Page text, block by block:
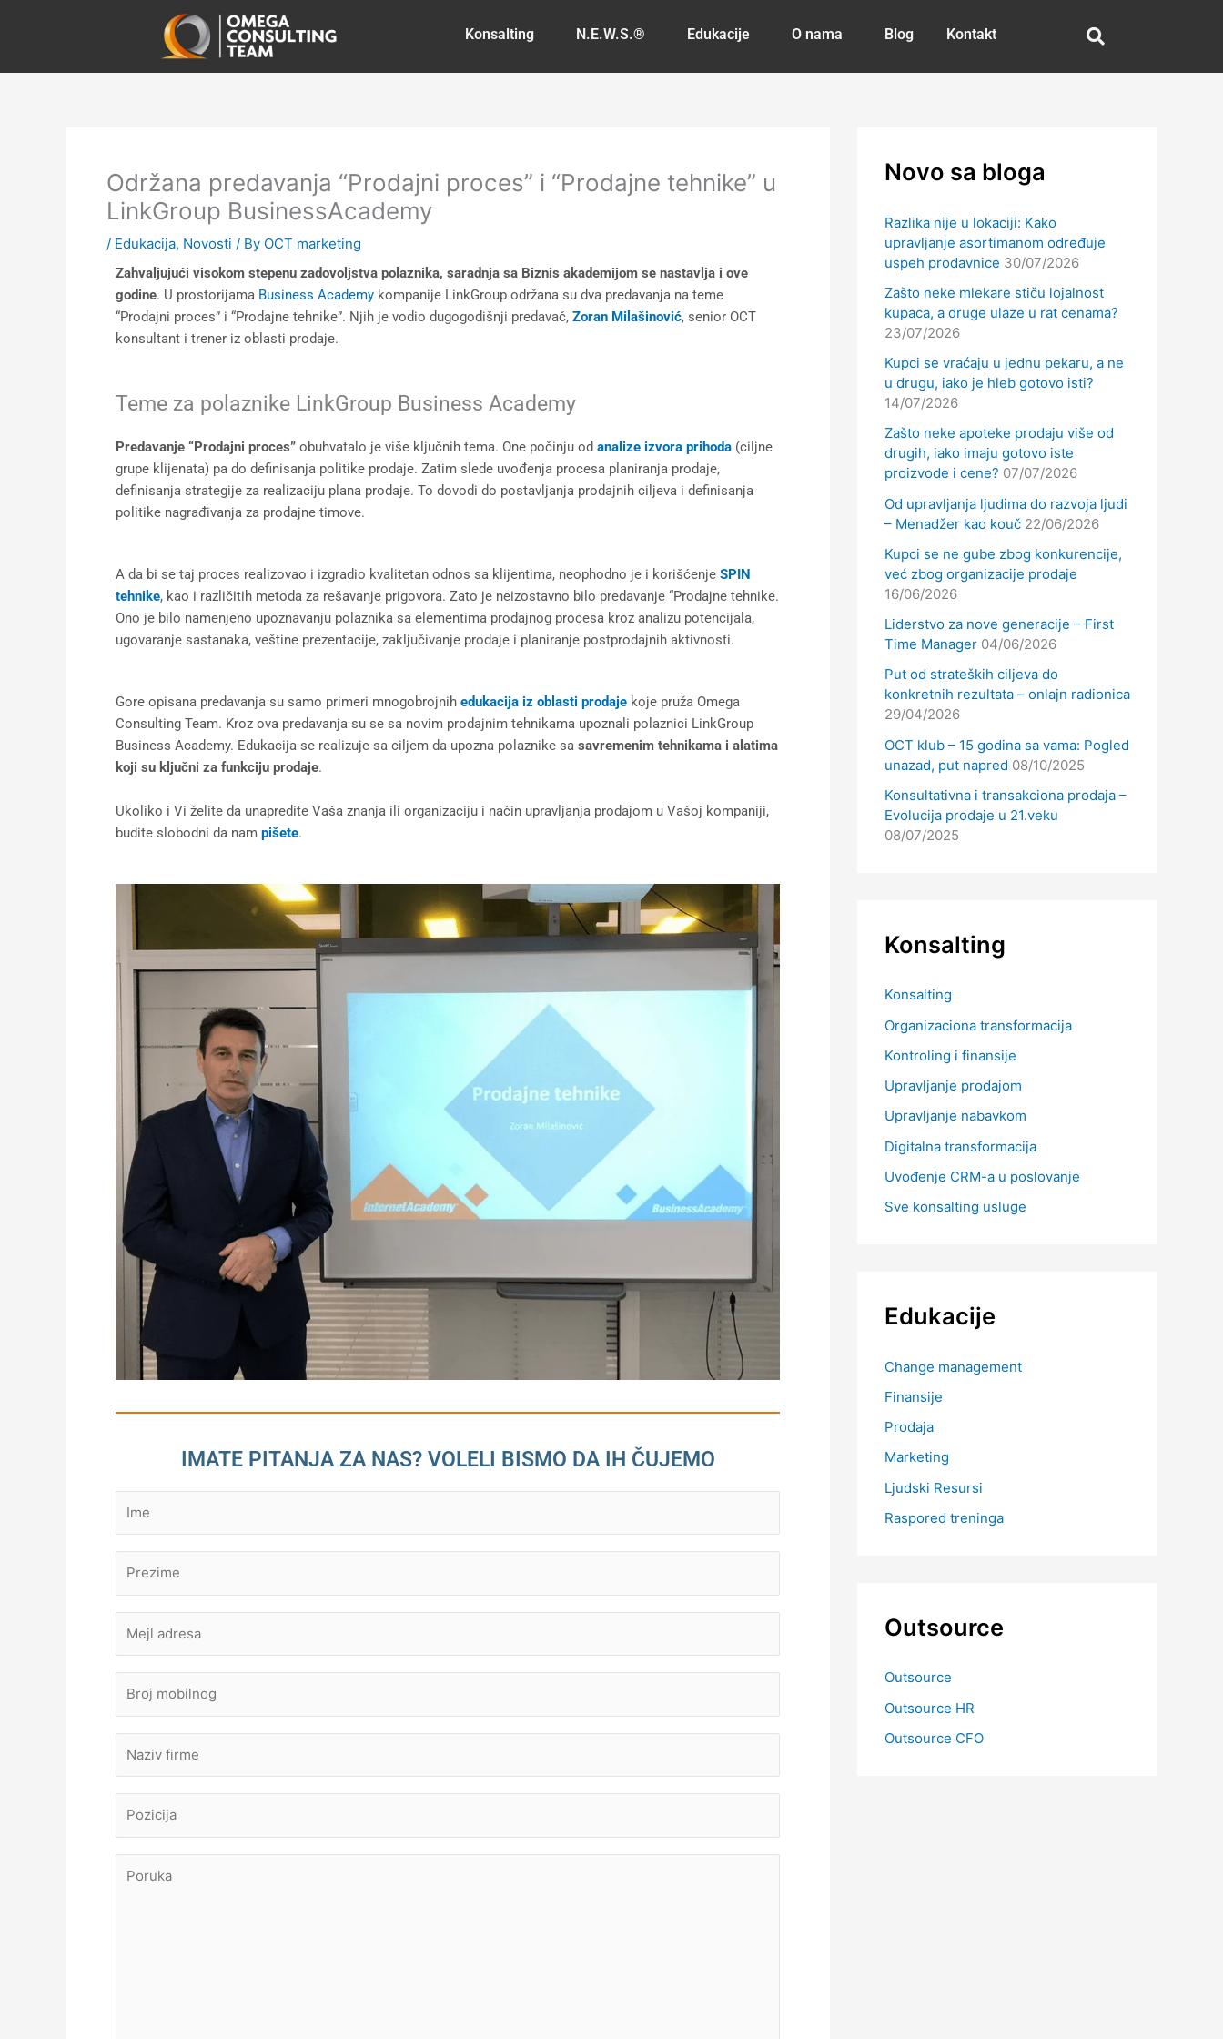
Konsalting N.E.W.S.® Edukacije O nama Blog Kontakt
Održana predavanja “Prodajni proces” i “Prodajne tehnike” u
LinkGroup BusinessAcademy
/ Edukacija, Novosti / By OCT marketing
Zahvaljujući visokom stepenu zadovoljstva polaznika, saradnja sa Biznis akademijom se nastavlja i ove
godine. U prostorijama Business Academy kompanije LinkGroup održana su dva predavanja na teme
“Prodajni proces” i “Prodajne tehnike”. Njih je vodio dugogodišnji predavač, Zoran Milašinović, senior OCT
konsultant i trener iz oblasti prodaje.
Teme za polaznike LinkGroup Business Academy
Predavanje “Prodajni proces” obuhvatalo je više ključnih tema. One počinju od analize izvora prihoda (ciljne
grupe klijenata) pa do definisanja politike prodaje. Zatim slede uvođenja procesa planiranja prodaje,
definisanja strategije za realizaciju plana prodaje. To dovodi do postavljanja prodajnih ciljeva i definisanja
politike nagrađivanja za prodajne timove.
A da bi se taj proces realizovao i izgradio kvalitetan odnos sa klijentima, neophodno je i korišćenje SPIN
tehnike, kao i različitih metoda za rešavanje prigovora. Zato je neizostavno bilo predavanje “Prodajne tehnike.
Ono je bilo namenjeno upoznavanju polaznika sa elementima prodajnog procesa kroz analizu potencijala,
ugovaranje sastanaka, veštine prezentacije, zaključivanje prodaje i planiranje postprodajnih aktivnosti.
Gore opisana predavanja su samo primeri mnogobrojnih edukacija iz oblasti prodaje koje pruža Omega
Consulting Team. Kroz ova predavanja su se sa novim prodajnim tehnikama upoznali polaznici LinkGroup
Business Academy. Edukacija se realizuje sa ciljem da upozna polaznike sa savremenim tehnikama i alatima
koji su ključni za funkciju prodaje.
Ukoliko i Vi želite da unapredite Vaša znanja ili organizaciju i način upravljanja prodajom u Vašoj kompaniji,
budite slobodni da nam pišete.
IMATE PITANJA ZA NAS? VOLELI BISMO DA IH ČUJEMO
Novo sa bloga
Razlika nije u lokaciji: Kako
upravljanje asortimanom određuje
uspeh prodavnice 30/07/2026
Zašto neke mlekare stiču lojalnost
kupaca, a druge ulaze u rat cenama?
23/07/2026
Kupci se vraćaju u jednu pekaru, a ne
u drugu, iako je hleb gotovo isti?
14/07/2026
Zašto neke apoteke prodaju više od
drugih, iako imaju gotovo iste
proizvode i cene? 07/07/2026
Od upravljanja ljudima do razvoja ljudi
– Menadžer kao kouč 22/06/2026
Kupci se ne gube zbog konkurencije,
već zbog organizacije prodaje
16/06/2026
Liderstvo za nove generacije – First
Time Manager 04/06/2026
Put od strateških ciljeva do
konkretnih rezultata – onlajn radionica
29/04/2026
OCT klub – 15 godina sa vama: Pogled
unazad, put napred 08/10/2025
Konsultativna i transakciona prodaja –
Evolucija prodaje u 21.veku
08/07/2025
Konsalting
Konsalting
Organizaciona transformacija
Kontroling i finansije
Upravljanje prodajom
Upravljanje nabavkom
Digitalna transformacija
Uvođenje CRM-a u poslovanje
Sve konsalting usluge
Edukacije
Change management
Finansije
Prodaja
Marketing
Ljudski Resursi
Raspored treninga
Outsource
Outsource
Outsource HR
Outsource CFO